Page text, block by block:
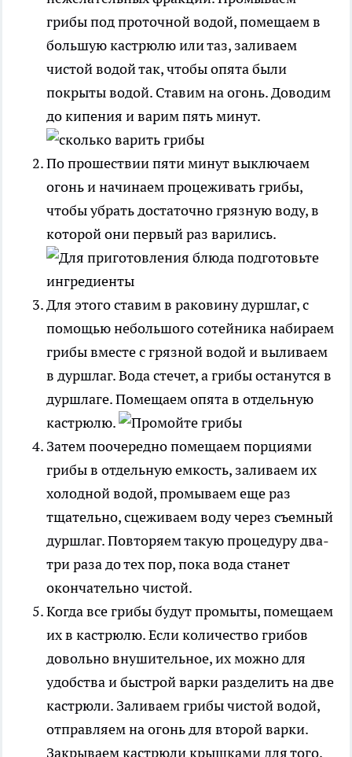
грибы под проточной водой, помещаем в
большую кастрюлю или таз, заливаем
чистой водой так, чтобы опята были
покрыты водой. Ставим на огонь. Доводим
до кипения и варим пять минут.
По прошествии пяти минут выключаем
огонь и начинаем процеживать грибы,
чтобы убрать достаточно грязную воду, в
которой они первый раз варились.
Для этого ставим в раковину дуршлаг, с
помощью небольшого сотейника набираем
грибы вместе с грязной водой и выливаем
в дуршлаг. Вода стечет, а грибы останутся в
дуршлаге. Помещаем опята в отдельную
кастрюлю.
Затем поочередно помещаем порциями
грибы в отдельную емкость, заливаем их
холодной водой, промываем еще раз
тщательно, сцеживаем воду через съемный
дуршлаг. Повторяем такую процедуру два-
три раза до тех пор, пока вода станет
окончательно чистой.
Когда все грибы будут промыты, помещаем
их в кастрюлю. Если количество грибов
довольно внушительное, их можно для
удобства и быстрой варки разделить на две
кастрюли. Заливаем грибы чистой водой,
отправляем на огонь для второй варки.
Закрываем кастрюли крышками для того,